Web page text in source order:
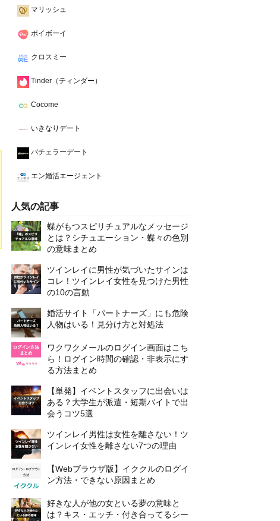
マリッシュ
ポイボーイ
クロスミー
Tinder（ティンダー）
Cocome
いきなりデート
バチェラーデート
エン婚活エージェント
人気の記事
蝶がもつスピリチュアルなメッセージ
とは？シチュエーション・蝶々の色別
の意味まとめ
ツインレイに男性が気づいたサインは
コレ！ツインレイ女性を見つけた男性
の10の言動
婚活サイト「パートナーズ」にも危険
人物はいる！見分け方と対処法
ワクワクメールのログイン画面はこち
ら！ログイン時間の確認・非表示にす
る方法まとめ
【単発】イベントスタッフに出会いは
ある？大学生が派遣・短期バイトで出
会うコツ5選
ツインレイ男性は女性を離さない！ツ
インレイ女性を離さない7つの理由
【Webブラウザ版】イククルのログイ
ン方法・できない原因まとめ
好きな人が他の女といる夢の意味と
は？キス・エッチ・付き合ってるシー